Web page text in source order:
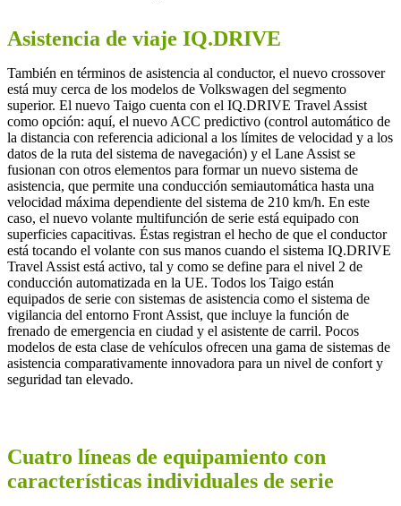
Asistencia de viaje IQ.DRIVE
También en términos de asistencia al conductor, el nuevo crossover
está muy cerca de los modelos de Volkswagen del segmento
superior. El nuevo Taigo cuenta con el IQ.DRIVE Travel Assist
como opción: aquí, el nuevo ACC predictivo (control automático de
la distancia con referencia adicional a los límites de velocidad y a los
datos de la ruta del sistema de navegación) y el Lane Assist se
fusionan con otros elementos para formar un nuevo sistema de
asistencia, que permite una conducción semiautomática hasta una
velocidad máxima dependiente del sistema de 210 km/h. En este
caso, el nuevo volante multifunción de serie está equipado con
superficies capacitivas. Éstas registran el hecho de que el conductor
está tocando el volante con sus manos cuando el sistema IQ.DRIVE
Travel Assist está activo, tal y como se define para el nivel 2 de
conducción automatizada en la UE. Todos los Taigo están
equipados de serie con sistemas de asistencia como el sistema de
vigilancia del entorno Front Assist, que incluye la función de
frenado de emergencia en ciudad y el asistente de carril. Pocos
modelos de esta clase de vehículos ofrecen una gama de sistemas de
asistencia comparativamente innovadora para un nivel de confort y
seguridad tan elevado.
Cuatro líneas de equipamiento con
características individuales de serie